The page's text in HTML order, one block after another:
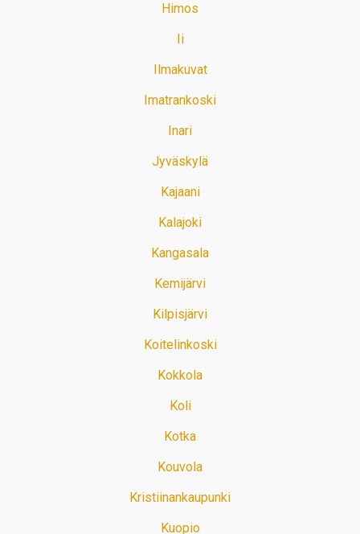
Himos
Ii
Ilmakuvat
Imatrankoski
Inari
Jyväskylä
Kajaani
Kalajoki
Kangasala
Kemijärvi
Kilpisjärvi
Koitelinkoski
Kokkola
Koli
Kotka
Kouvola
Kristiinankaupunki
Kuopio